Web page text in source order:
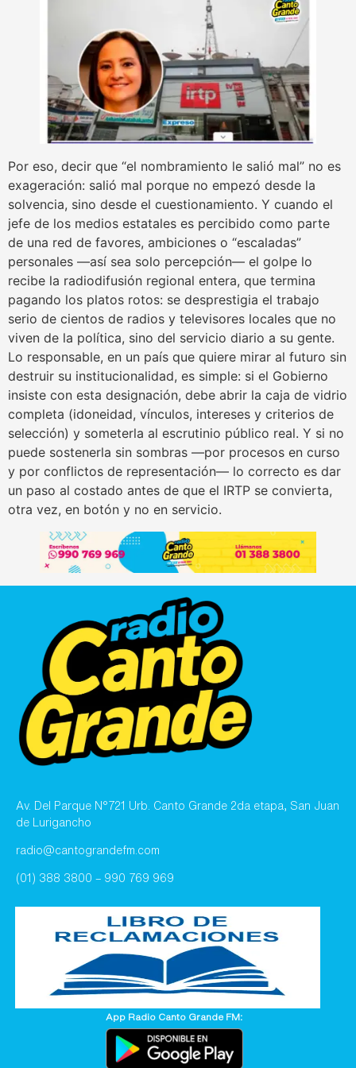
Por eso, decir que “el nombramiento le salió mal” no es
exageración: salió mal porque no empezó desde la
solvencia, sino desde el cuestionamiento. Y cuando el
jefe de los medios estatales es percibido como parte
de una red de favores, ambiciones o “escaladas”
personales —así sea solo percepción— el golpe lo
recibe la radiodifusión regional entera, que termina
pagando los platos rotos: se desprestigia el trabajo
serio de cientos de radios y televisores locales que no
viven de la política, sino del servicio diario a su gente.
Lo responsable, en un país que quiere mirar al futuro sin
destruir su institucionalidad, es simple: si el Gobierno
insiste con esta designación, debe abrir la caja de vidrio
completa (idoneidad, vínculos, intereses y criterios de
selección) y someterla al escrutinio público real. Y si no
puede sostenerla sin sombras —por procesos en curso
y por conflictos de representación— lo correcto es dar
un paso al costado antes de que el IRTP se convierta,
otra vez, en botón y no en servicio.
Av. Del Parque N°721 Urb. Canto Grande 2da etapa, San Juan
de Lurigancho
radio@cantograndefm.com
(01) 388 3800 – 990 769 969
App Radio Canto Grande FM: